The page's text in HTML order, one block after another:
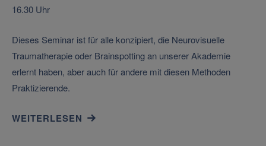
16.30 Uhr
Dieses Seminar ist für alle konzipiert, die Neurovisuelle
Traumatherapie oder Brainspotting an unserer Akademie
erlernt haben, aber auch für andere mit diesen Methoden
Praktizierende.
WEITERLESEN